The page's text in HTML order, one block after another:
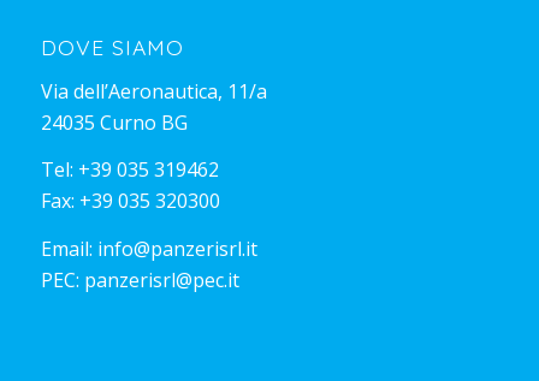
DOVE SIAMO
Via dell’Aeronautica, 11/a
24035 Curno BG
Tel: +39 035 319462
Fax: +39 035 320300
Email: info@panzerisrl.it
PEC: panzerisrl@pec.it